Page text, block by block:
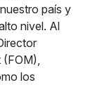
país y
nivel. Al
los